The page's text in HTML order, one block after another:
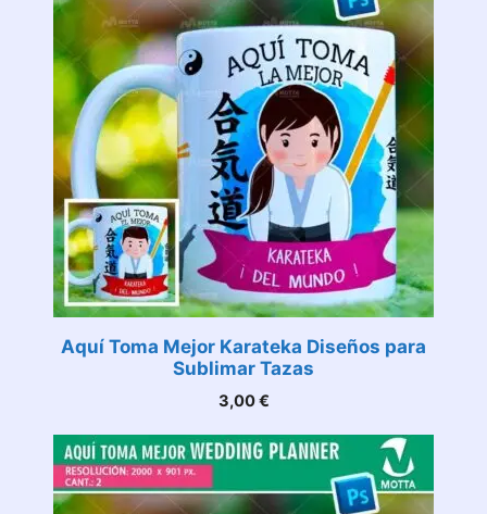
Aquí Toma Mejor Karateka Diseños para
Sublimar Tazas
3,00€